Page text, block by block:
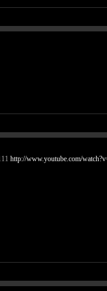
http://www.youtube.com/